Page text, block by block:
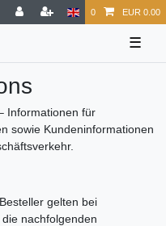
0 EUR 0.00
☰
Informationen für
sowie Kundeninformationen
gelten bei
nachfolgenden